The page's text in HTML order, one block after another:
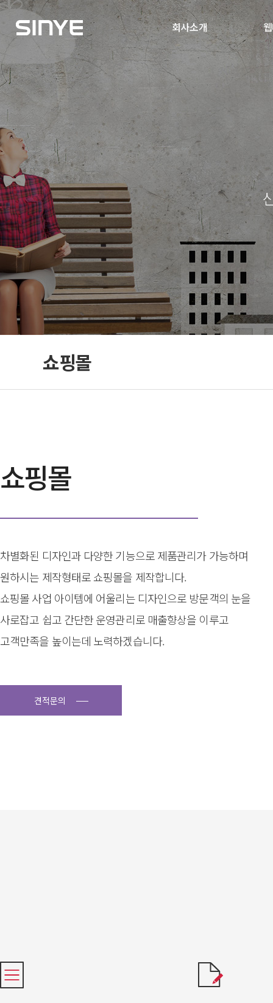
회사소개
쇼핑몰
쇼핑몰
차별화된 디자인과 다양한 기능으로 제품관리가 가능하며
원하시는 제작형태로 쇼핑몰을 제작합니다.
쇼핑몰 사업 아이템에 어울리는 디자인으로 방문객의 눈을
사로잡고 쉽고 간단한 운영관리로 매출향상을 이루고
고객만족을 높이는데 노력하겠습니다.
견적문의